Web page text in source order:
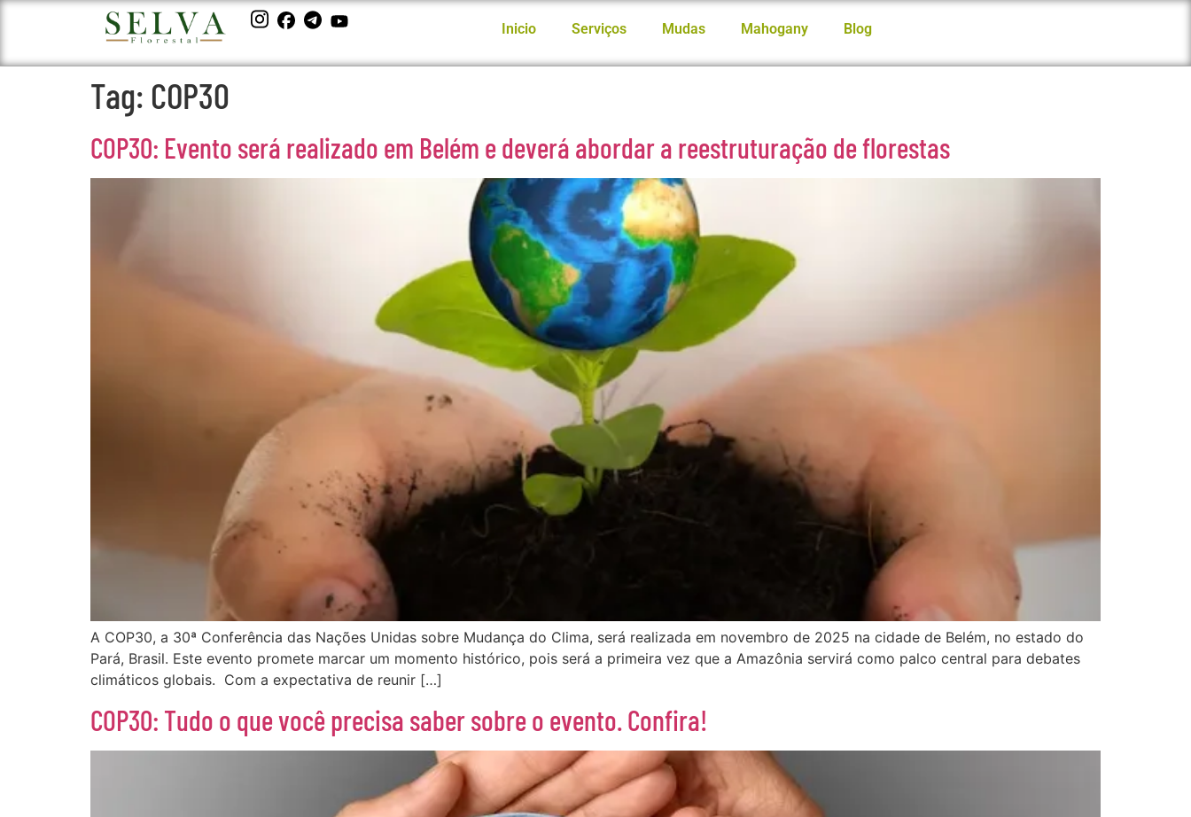
Inicio Serviços Mudas Mahogany Blog
Tag: COP30
COP30: Evento será realizado em Belém e deverá abordar a reestruturação de florestas
A COP30, a 30ª Conferência das Nações Unidas sobre Mudança do Clima, será realizada em novembro de 2025 na cidade de Belém, no estado do
Pará, Brasil. Este evento promete marcar um momento histórico, pois será a primeira vez que a Amazônia servirá como palco central para debates
climáticos globais. Com a expectativa de reunir […]
COP30: Tudo o que você precisa saber sobre o evento. Confira!